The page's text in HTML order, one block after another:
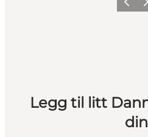
Forrige
Legg til litt
din